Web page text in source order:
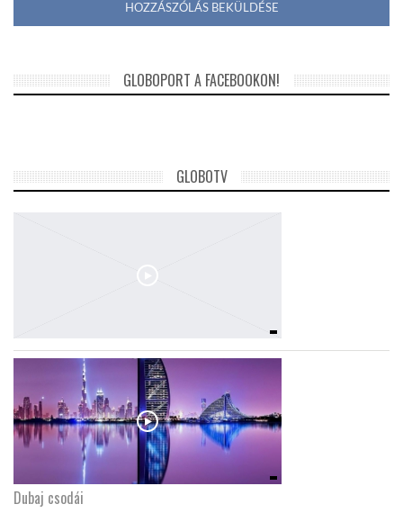
GLOBOPORT A FACEBOOKON!
GLOBOTV
Dubaj csodái